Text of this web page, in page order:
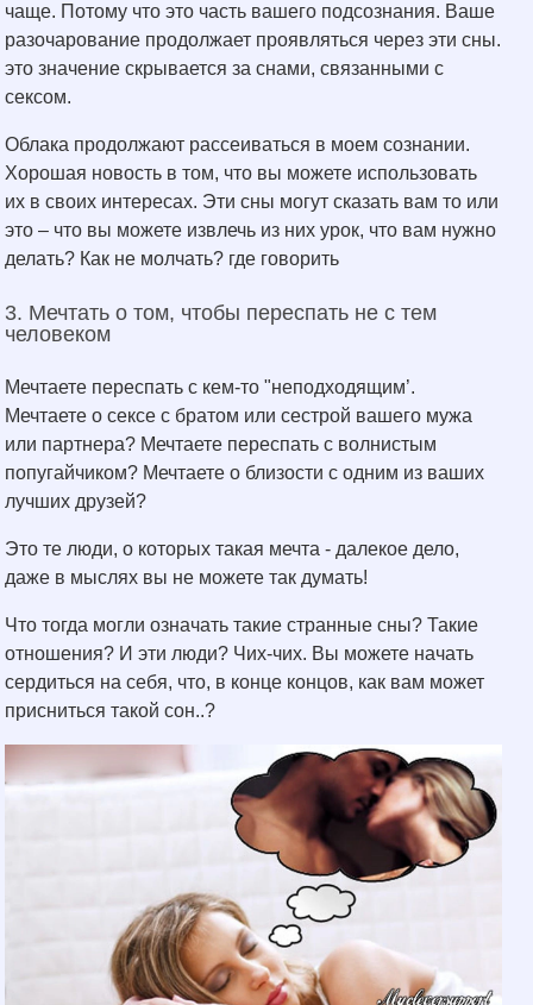
чаще. Потому что это часть вашего подсознания. Ваше
разочарование продолжает проявляться через эти сны.
это значение скрывается за снами, связанными с
сексом.
Облака продолжают рассеиваться в моем сознании.
Хорошая новость в том, что вы можете использовать
их в своих интересах. Эти сны могут сказать вам то или
это – что вы можете извлечь из них урок, что вам нужно
делать? Как не молчать? где говорить
3. Мечтать о том, чтобы переспать не с тем
человеком
Мечтаете переспать с кем-то "неподходящим’.
Мечтаете о сексе с братом или сестрой вашего мужа
или партнера? Мечтаете переспать с волнистым
попугайчиком? Мечтаете о близости с одним из ваших
лучших друзей?
Это те люди, о которых такая мечта - далекое дело,
даже в мыслях вы не можете так думать!
Что тогда могли означать такие странные сны? Такие
отношения? И эти люди? Чих-чих. Вы можете начать
сердиться на себя, что, в конце концов, как вам может
присниться такой сон..?